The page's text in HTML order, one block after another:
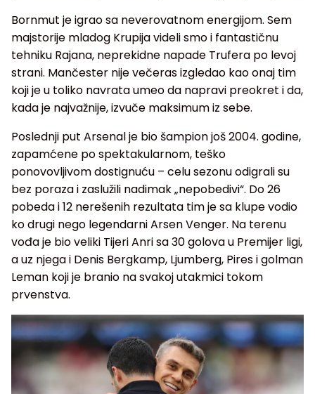
Bornmut je igrao sa neverovatnom energijom. Sem
majstorije mladog Krupija videli smo i fantastičnu
tehniku Rajana, neprekidne napade Trufera po levoj
strani. Mančester nije večeras izgledao kao onaj tim
koji je u toliko navrata umeo da napravi preokret i da,
kada je najvažnije, izvuče maksimum iz sebe.
Poslednji put Arsenal je bio šampion još 2004. godine,
zapamćene po spektakularnom, teško
ponovovljivom dostignuću – celu sezonu odigrali su
bez poraza i zaslužili nadimak „nepobedivi“. Do 26
pobeda i 12 nerešenih rezultata tim je sa klupe vodio
ko drugi nego legendarni Arsen Venger. Na terenu
vođa je bio veliki Tijeri Anri sa 30 golova u Premijer ligi,
a uz njega i Denis Bergkamp, Ljumberg, Pires i golman
Leman koji je branio na svakoj utakmici tokom
prvenstva.